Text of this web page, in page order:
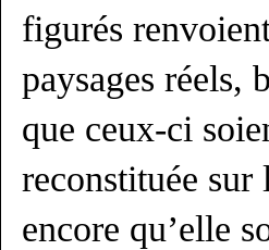
figurés
paysages réels,
que ceux-ci
reconstituée sur
encore qu’elle